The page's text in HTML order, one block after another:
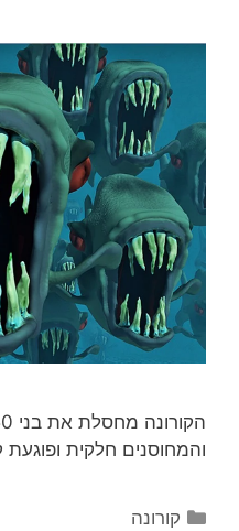
והמחוסנים חלקית
קטגוריות
קורונה